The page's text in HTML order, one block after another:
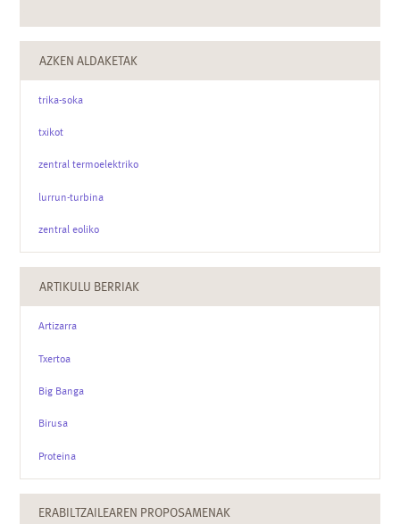
AZKEN ALDAKETAK
trika-soka
txikot
zentral termoelektriko
lurrun-turbina
zentral eoliko
ARTIKULU BERRIAK
Artizarra
Txertoa
Big Banga
Birusa
Proteina
ERABILTZAILEAREN PROPOSAMENAK